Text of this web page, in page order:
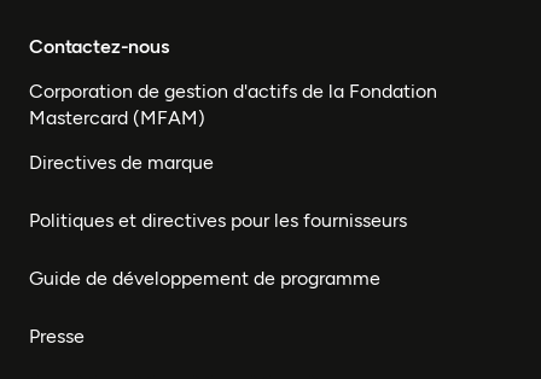
Contactez-nous
Corporation de gestion d'actifs de la Fondation
Mastercard (MFAM)
Directives de marque
Politiques et directives pour les fournisseurs
Guide de développement de programme
Presse